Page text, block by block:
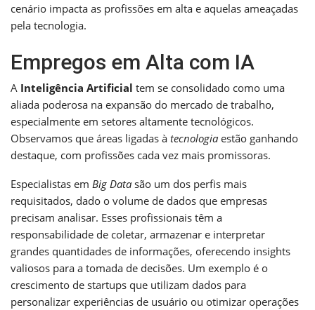
cenário impacta as profissões em alta e aquelas ameaçadas
pela tecnologia.
Empregos em Alta com IA
A Inteligência Artificial tem se consolidado como uma
aliada poderosa na expansão do mercado de trabalho,
especialmente em setores altamente tecnológicos.
Observamos que áreas ligadas à tecnologia estão ganhando
destaque, com profissões cada vez mais promissoras.
Especialistas em Big Data são um dos perfis mais
requisitados, dado o volume de dados que empresas
precisam analisar. Esses profissionais têm a
responsabilidade de coletar, armazenar e interpretar
grandes quantidades de informações, oferecendo insights
valiosos para a tomada de decisões. Um exemplo é o
crescimento de startups que utilizam dados para
personalizar experiências de usuário ou otimizar operações